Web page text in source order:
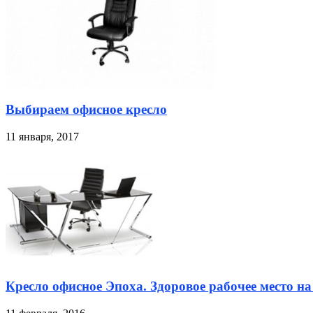
Выбираем офисное кресло
11 января, 2017
Кресло офисное Эпоха. Здоровое рабочее место